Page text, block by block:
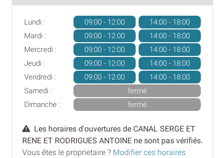
Lundi : 09:00 - 12:00
14:00 - 18:00
Mardi :
09:00 - 12:00
14:00 - 18:00
Mercredi :
09:00 - 12:00
14:00 - 18:00
Jeudi :
09:00 - 12:00
14:00 - 18:00
Vendredi :
09:00 - 12:00
14:00 - 18:00
Samedi :
fermé
Dimanche :
fermé
Les horaires d'ouvertures de CANAL SERGE ET
RENE ET RODRIGUES ANTOINE ne sont pas vérifiés.
Vous êtes le proprietaire ? Modifier ces horaires